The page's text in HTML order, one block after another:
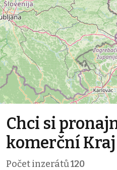
Chci si
komerční
Počet inzerátů120